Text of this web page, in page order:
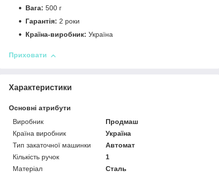
Вага: 500 г
Гарантія: 2 роки
Країна-виробник: Україна
Приховати
Характеристики
Основні атрибути
Виробник
Продмаш
Країна виробник
Україна
Тип закаточної машинки
Автомат
Кількість ручок
1
Матеріал
Сталь